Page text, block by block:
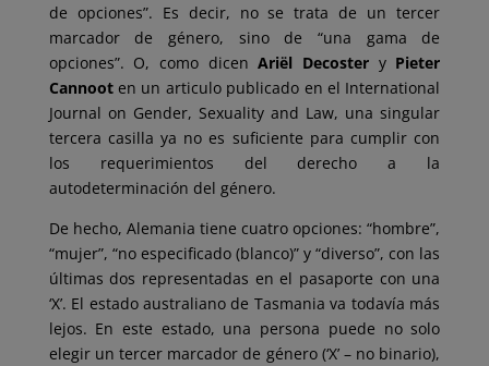
de opciones”. Es decir, no se trata de un tercer
marcador de género, sino de “una gama de
opciones”. O, como dicenAriël Decostery Pieter
Cannooten un articulo publicado en el International
Journal on Gender, Sexuality and Law, una singular
tercera casilla ya no es suficiente para cumplir con
los requerimientos del derecho a la
autodeterminación del género.
De hecho, Alemania tiene cuatro opciones: “hombre”,
“mujer”, “no especificado (blanco)” y “diverso”, con las
últimas dos representadas en el pasaporte con una
‘X’. El estado australiano de Tasmania va todavía más
lejos. En este estado, una persona puede no solo
elegir un tercer marcador de género (‘X’ – no binario),